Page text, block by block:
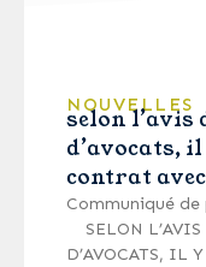
NOUVELLES
selon l’avis
d’avocats,
contrat
Communiqué
SELON L’AVIS
D’AVOCATS, IL